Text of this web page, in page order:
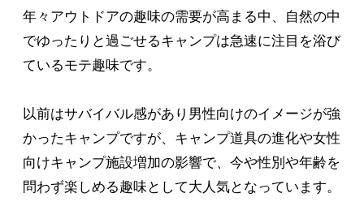
年々アウトドアの趣味の需要が高まる中、自然の中
でゆったりと過ごせるキャンプは急速に注目を浴び
ているモテ趣味です。
以前はサバイバル感があり男性向けのイメージが強
かったキャンプですが、キャンプ道具の進化や女性
向けキャンプ施設増加の影響で、今や性別や年齢を
問わず楽しめる趣味として大人気となっています。